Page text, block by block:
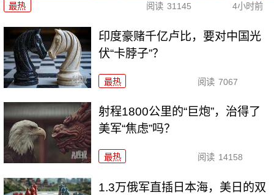
最热 阅读 31145 4小时前
印度豪赌千亿卢比，要对中国光
伏“卡脖子”？
最热 阅读 7067
射程1800公里的“巨炮”，治得了
美军“焦虑”吗？
最热 阅读 14158
1.3万俄军直插日本海，美日的双